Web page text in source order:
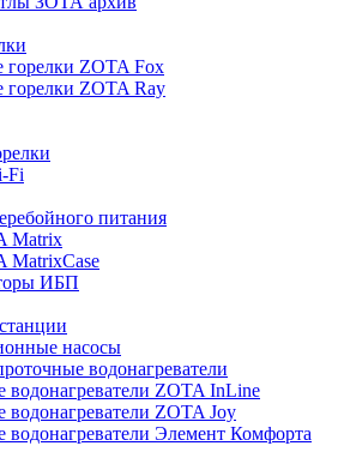
горелки ZOTA Fox
горелки ZOTA Ray
Fi
питания
Matrix
ИБП
насосы
водонагреватели
водонагреватели ZOTA InLine
водонагреватели ZOTA Joy
водонагреватели Элемент Комфорта